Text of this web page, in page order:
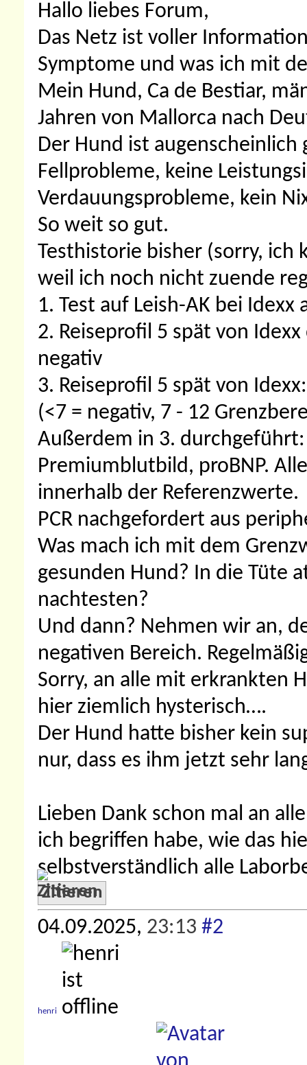
Hallo liebes Forum,
Das Netz ist voller
Symptome und was ich mit
Mein Hund, Ca de Bestiar,
Jahren von Mallorca nach
Der Hund ist
Fellprobleme, keine
Verdauungsprobleme, kein
So weit so gut.
Testhistorie bisher (sorry, ich
weil ich noch nicht zuende
1. Test auf Leish-AK bei
2. Reiseprofil 5 spät von
negativ
3. Reiseprofil 5 spät von
(<7 = negativ, 7 - 12
Außerdem in 3. durchgeführt:
Premiumblutbild, proBNP.
innerhalb der Referenzwerte.
PCR nachgefordert aus
Was mach ich mit dem
gesunden Hund? In die Tüte
nachtesten?
Und dann? Nehmen wir an,
negativen Bereich.
Sorry, an alle mit erkrankten
hier ziemlich hysterisch….
Der Hund hatte bisher kein
nur, dass es ihm jetzt sehr
Lieben Dank schon mal an
ich begriffen habe, wie das
selbstverständlich alle
Zitieren
04.09.2025, 23:13 #2
henri